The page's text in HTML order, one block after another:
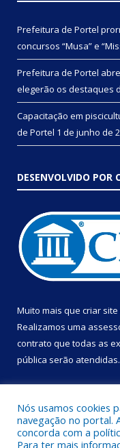
Prefeitura de Portel
concursos “Musa” e
Prefeitura de Portel
elegerão os destaques
Capacitação em
de Portel 1 de junho de
DESENVOLVIDO POR
Muito mais que criar site
Realizamos uma
contrato que todas as
pública serão atendidas.
Nós usamos cookies
navegação no portal.
concorda com a
Para ter mais